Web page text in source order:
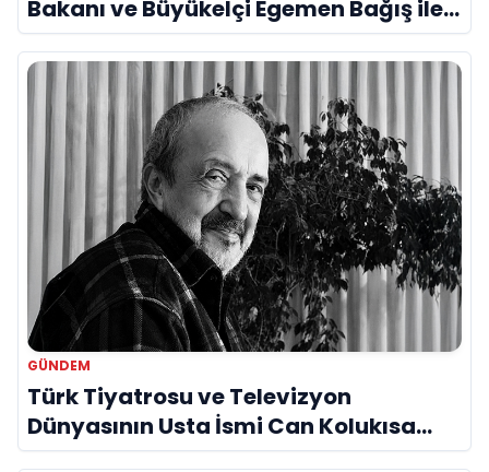
Bakanı ve Büyükelçi Egemen Bağış ile
Bir Araya Geldi
GÜNDEM
Türk Tiyatrosu ve Televizyon
Dünyasının Usta İsmi Can Kolukısa
Hayatını Kaybetti